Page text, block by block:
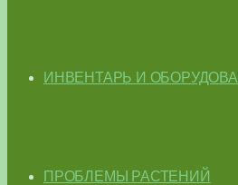
ИНВЕНТАРЬ И
ПРОБЛЕМЫ РАСТЕНИЙ